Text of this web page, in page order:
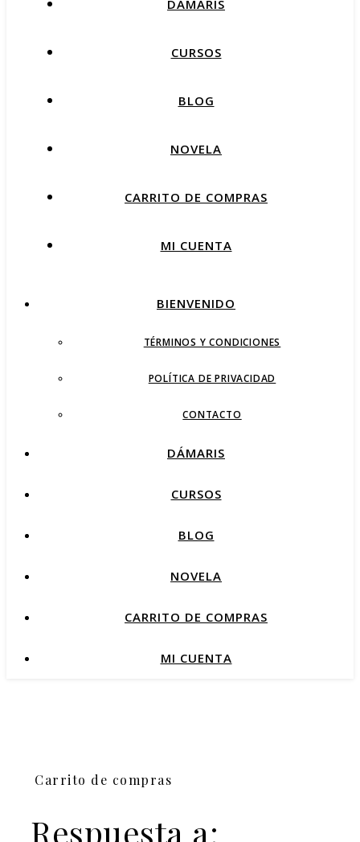
DÁMARIS
CURSOS
BLOG
NOVELA
CARRITO DE COMPRAS
MI CUENTA
BIENVENIDO
TÉRMINOS Y CONDICIONES
POLÍTICA DE PRIVACIDAD
CONTACTO
DÁMARIS
CURSOS
BLOG
NOVELA
CARRITO DE COMPRAS
MI CUENTA
Carrito de compras
Respuesta a: